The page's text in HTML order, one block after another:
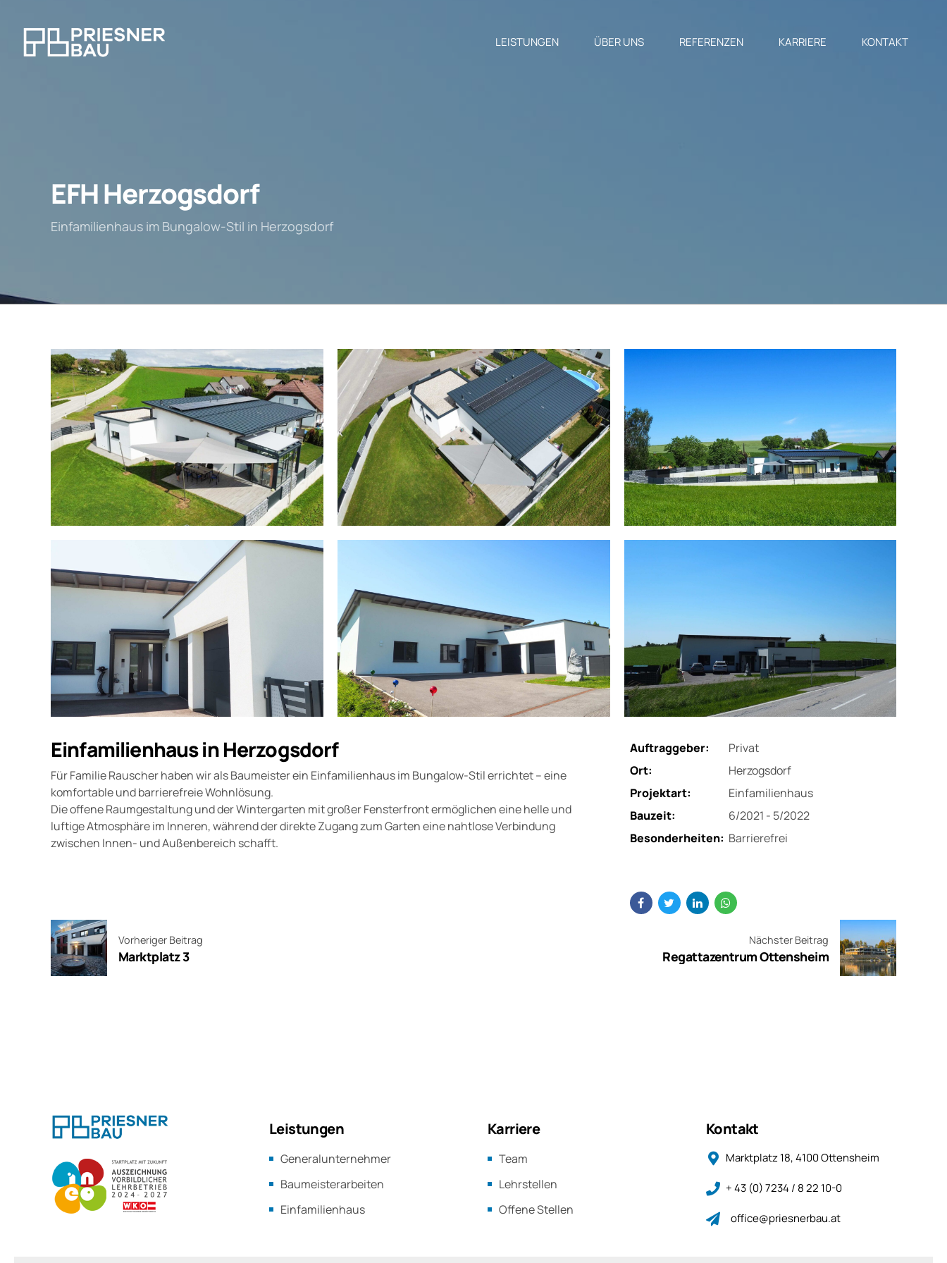
LEISTUNGEN ÜBER UNS REFERENZEN KARRIERE KONTAKT
EFH Herzogsdorf
Einfamilienhaus im Bungalow-Stil in Herzogsdorf
Einfamilienhaus in Herzogsdorf
Für Familie Rauscher haben wir als Baumeister ein Einfamilienhaus im Bungalow-Stil errichtet – eine
komfortable und barrierefreie Wohnlösung.
Die offene Raumgestaltung und der Wintergarten mit großer Fensterfront ermöglichen eine helle und
luftige Atmosphäre im Inneren, während der direkte Zugang zum Garten eine nahtlose Verbindung
zwischen Innen- und Außenbereich schafft.
Auftraggeber:
Privat
Ort:
Herzogsdorf
Projektart:
Einfamilienhaus
Bauzeit:
6/2021 - 5/2022
Besonderheiten: Barrierefrei
Vorheriger Beitrag
Marktplatz 3
Nächster Beitrag
Regattazentrum Ottensheim
Leistungen
Generalunternehmer
Baumeisterarbeiten
Einfamilienhaus
Karriere
Team
Lehrstellen
Offene Stellen
Kontakt
Marktplatz 18, 4100 Ottensheim
+ 43 (0) 7234 / 8 22 10-0
office@priesnerbau.at